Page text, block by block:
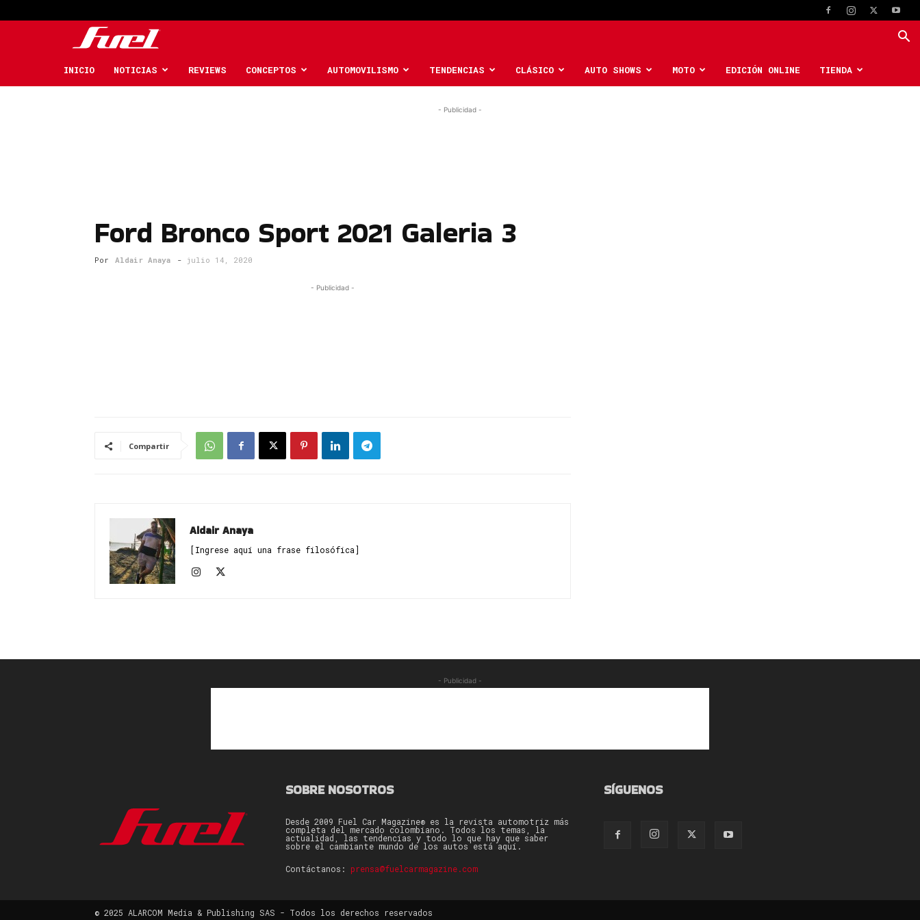
Car
INICIO NOTICIAS REVIEWS CONCEPTOS AUTOMOVILISMO TENDENCIAS CLÁSICO AUTO SHOWS MOTO EDICIÓN ONLINE TIENDA
- Publicidad -
Ford Bronco Sport 2021 Galeria 3
Por Aldair Anaya - julio 14, 2020
- Publicidad -
Compartir
Aldair Anaya
[Ingrese aquí una frase filosófica]
- Publicidad -
SOBRE NOSOTROS
Desde 2009 Fuel Car Magazine® es la revista automotriz más
completa del mercado colombiano. Todos los temas, la
actualidad, las tendencias y todo lo que hay que saber
sobre el cambiante mundo de los autos está aquí.
Contáctanos: prensa@fuelcarmagazine.com
SÍGUENOS
© 2025 ALARCOM Media & Publishing SAS - Todos los derechos reservados